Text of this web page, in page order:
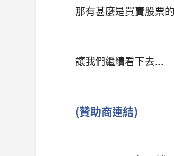
那有甚麼是買賣股票
讓我們繼續看下去...
(贊助商連結)